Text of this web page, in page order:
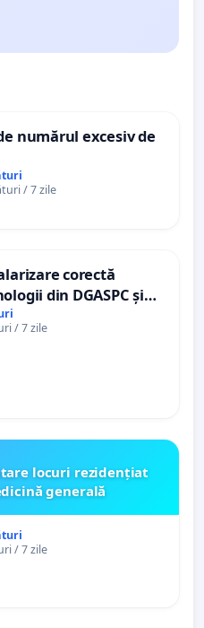
numărul excesiv de
/ 7 zile
corectă
din DGASPC și
/ 7 zile
locuri rezidențiat
generală
/ 7 zile